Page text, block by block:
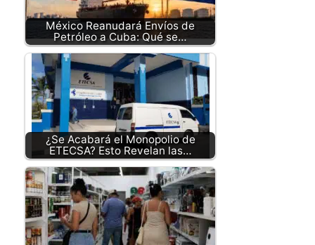
México Reanudará Envíos de
Petróleo a Cuba: Qué se…
¿Se Acabará el Monopolio de
ETECSA? Esto Revelan las…